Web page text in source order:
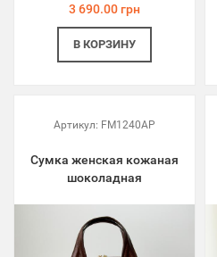
3 690.00 грн
В КОРЗИНУ
Артикул: FM1240AP
Сумка женская кожаная
шоколадная